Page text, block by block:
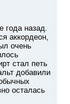
назад.
аккордеон,
очень
стал петь
добавили
осталась